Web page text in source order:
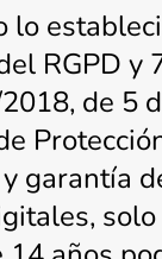
lo
RGPD y
de 5
garantía